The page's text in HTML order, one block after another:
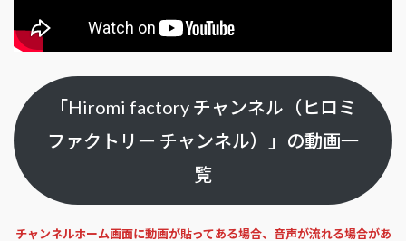
「Hiromi factory チャンネル（ヒロミ
ファクトリー チャンネル）」の動画一
覧
チャンネルホーム画面に動画が貼ってある場合、音声が流れる場合があ